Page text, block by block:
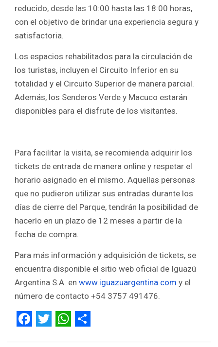
reducido, desde las 10:00 hasta las 18:00 horas,
con el objetivo de brindar una experiencia segura y
satisfactoria.
Los espacios rehabilitados para la circulación de
los turistas, incluyen el Circuito Inferior en su
totalidad y el Circuito Superior de manera parcial.
Además, los Senderos Verde y Macuco estarán
disponibles para el disfrute de los visitantes.
Para facilitar la visita, se recomienda adquirir los
tickets de entrada de manera online y respetar el
horario asignado en el mismo. Aquellas personas
que no pudieron utilizar sus entradas durante los
días de cierre del Parque, tendrán la posibilidad de
hacerlo en un plazo de 12 meses a partir de la
fecha de compra.
Para más información y adquisición de tickets, se
encuentra disponible el sitio web oficial de Iguazú
Argentina S.A. en www.iguazuargentina.com y el
número de contacto +54 3757 491476.